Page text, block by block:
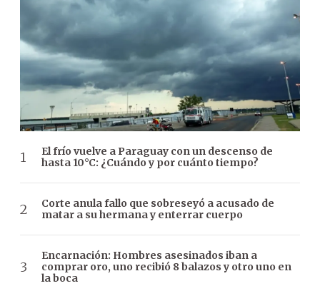
El frío vuelve a Paraguay con un descenso de
hasta 10°C: ¿Cuándo y por cuánto tiempo?
Corte anula fallo que sobreseyó a acusado de
matar a su hermana y enterrar cuerpo
Encarnación: Hombres asesinados iban a
comprar oro, uno recibió 8 balazos y otro uno en
la boca